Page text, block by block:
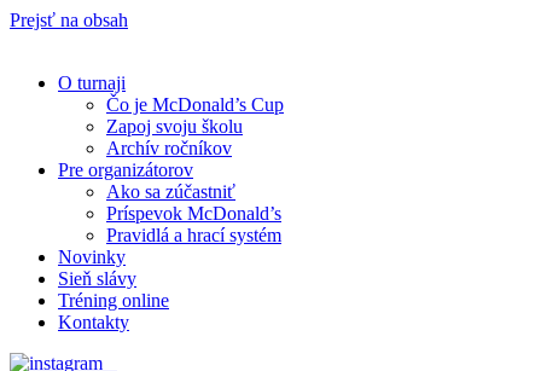
Prejsť na obsah
O turnaji
Čo je McDonald’s Cup
Zapoj svoju školu
Archív ročníkov
Pre organizátorov
Ako sa zúčastniť
Príspevok McDonald’s
Pravidlá a hrací systém
Novinky
Sieň slávy
Tréning online
Kontakty